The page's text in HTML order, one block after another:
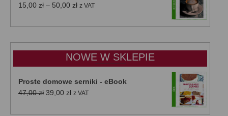
15,00 zł – 50,00 złZakres
od
do
50,00 zł
z VAT
NOWE W SKLEPIE
Proste domowe serniki - eBook
47,00zł Pierwotna
39,00 złAktualna
z VAT